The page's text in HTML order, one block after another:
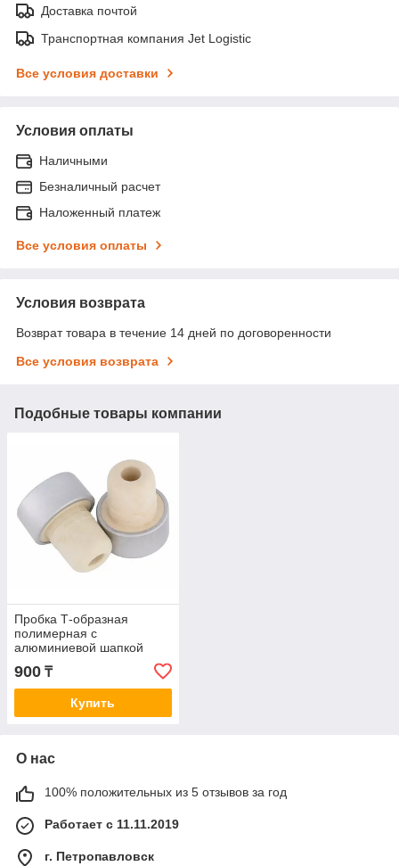
Доставка почтой
Транспортная компания Jet Logistic
Все условия доставки
Условия оплаты
Наличными
Безналичный расчет
Наложенный платеж
Все условия оплаты
Условия возврата
Возврат товара в течение 14 дней по договоренности
Все условия возврата
Подобные товары компании
Пробка Т-образная
полимерная с
алюминиевой шапкой
серебро 29*18, 20 шт
900 ₸
Купить
О нас
100% положительных из 5 отзывов за год
Работает с 11.11.2019
г. Петропавловск